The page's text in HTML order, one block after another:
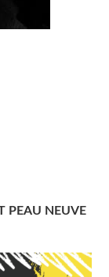
PEAU NEUVE